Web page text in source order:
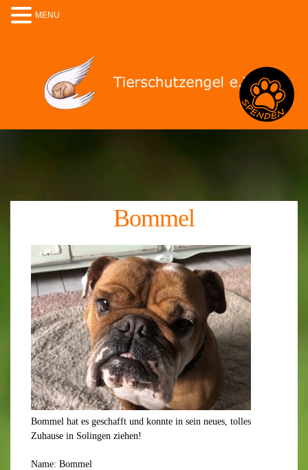
Bommel
Bommel hat es geschafft und konnte in sein neues, tolles
Zuhause in Solingen ziehen!
Name: Bommel
MENU